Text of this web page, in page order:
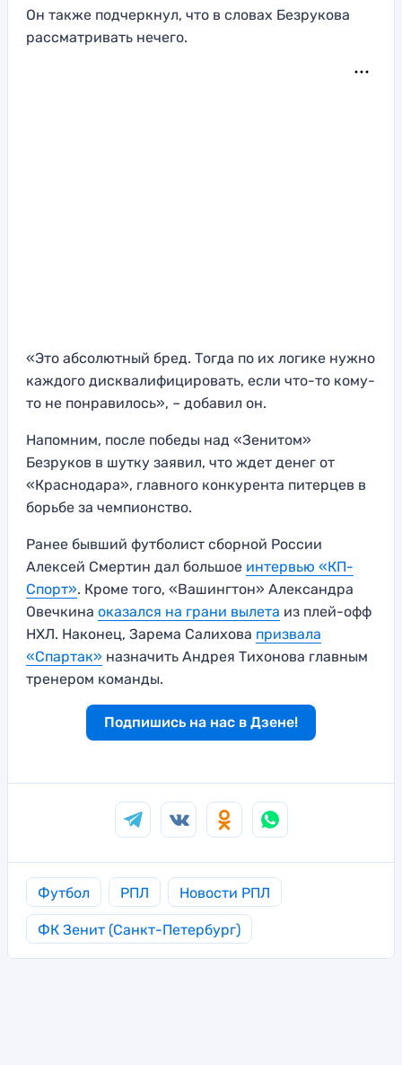
Он также подчеркнул, что в словах Безрукова
рассматривать нечего.
«Это абсолютный бред. Тогда по их логике нужно
каждого дисквалифицировать, если что-то кому-
то не понравилось», – добавил он.
Напомним, после победы над «Зенитом»
Безруков в шутку заявил, что ждет денег от
«Краснодара», главного конкурента питерцев в
борьбе за чемпионство.
Ранее бывший футболист сборной России
Алексей Смертин дал большое интервью «КП-
Спорт». Кроме того, «Вашингтон» Александра
Овечкина оказался на грани вылета из плей-офф
НХЛ. Наконец, Зарема Салихова призвала
«Спартак» назначить Андрея Тихонова главным
тренером команды.
Подпишись на нас в Дзене!
Футбол РПЛ Новости РПЛ
ФК Зенит (Санкт-Петербург)